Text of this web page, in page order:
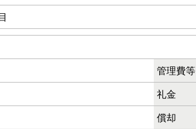
管理費等
礼金
償却